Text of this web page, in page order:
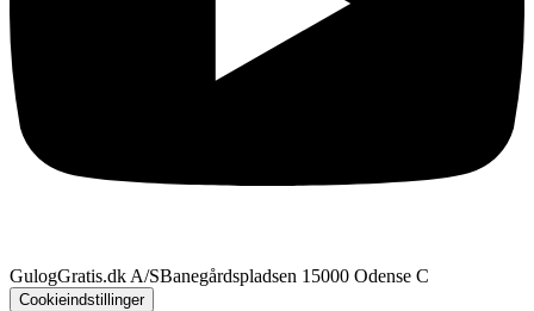
GulogGratis.dk A/SBanegårdspladsen 1 5000 Odense C
Cookieindstillinger